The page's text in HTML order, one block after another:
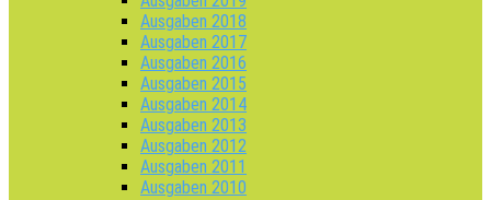
Ausgaben 2018
Ausgaben 2017
Ausgaben 2016
Ausgaben 2015
Ausgaben 2014
Ausgaben 2013
Ausgaben 2012
Ausgaben 2011
Ausgaben 2010